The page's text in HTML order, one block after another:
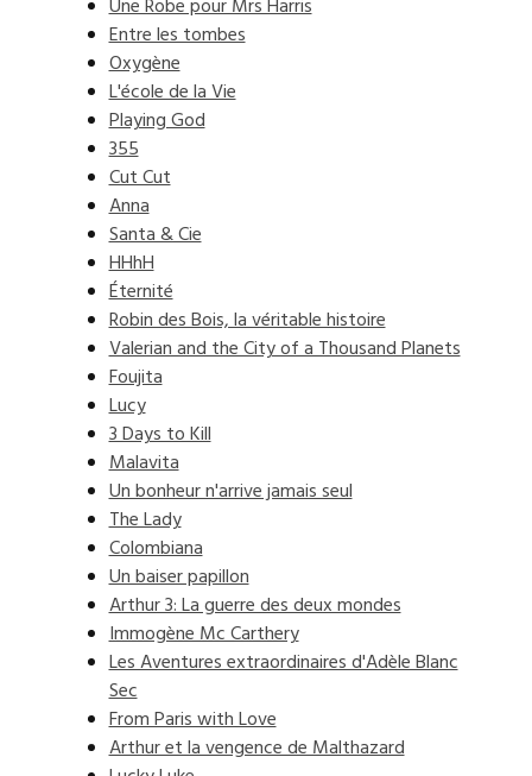
Une Robe pour Mrs Harris
Entre les tombes
Oxygène
L'école de la Vie
Playing God
355
Cut Cut
Anna
Santa & Cie
HHhH
Éternité
Robin des Bois, la véritable histoire
Valerian and the City of a Thousand Planets
Foujita
Lucy
3 Days to Kill
Malavita
Un bonheur n'arrive jamais seul
The Lady
Colombiana
Un baiser papillon
Arthur 3: La guerre des deux mondes
Immogène Mc Carthery
Les Aventures extraordinaires d'Adèle Blanc
Sec
From Paris with Love
Arthur et la vengence de Malthazard